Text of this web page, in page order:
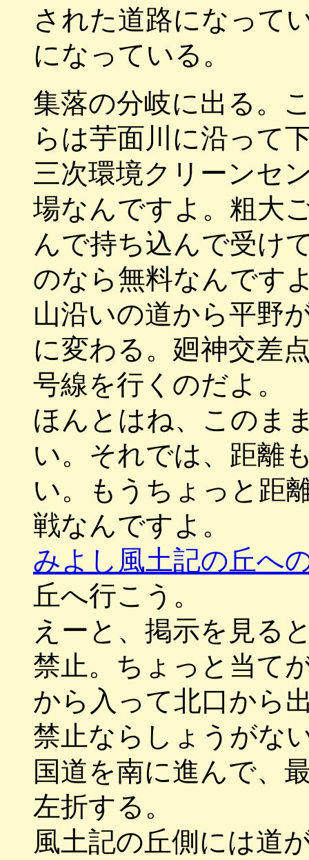
された道路になって
になっている。
集落の分岐に出る。
らは芋面川に沿って
三次環境クリーンセ
場なんですよ。粗大
んで持ち込んで受け
のなら無料なんです
山沿いの道から平野
に変わる。廻神交差
号線を行くのだよ。
ほんとはね、このま
い。それでは、距離
い。もうちょっと距
戦なんですよ。
みよし風土記の丘へ
丘へ行こう。
えーと、掲示を見る
禁止。ちょっと当て
から入って北口から
禁止ならしょうがな
国道を南に進んで、
左折する。
風土記の丘側には道